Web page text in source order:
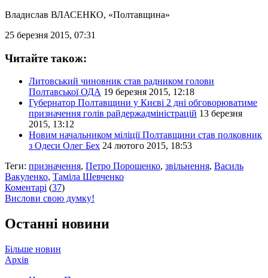
Владислав ВЛАСЕНКО, «Полтавщина»
25 березня 2015, 07:31
Читайте також:
Литовський чиновник став радником голови
Полтавської ОДА 19 березня 2015, 12:18
Губернатор Полтавщини у Києві 2 дні обговорюватиме
призначення голів райдержадміністрацій 13 березня
2015, 13:12
Новим начальником міліції Полтавщини став полковник
з Одеси Олег Бех 24 лютого 2015, 18:53
Теги: призначення, Петро Порошенко, звільнення, Василь
Вакуленко, Таміла Шевченко
Коментарі (37)
Вислови свою думку!
Останні новини
Більше новин
Архів